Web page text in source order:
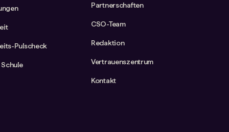
Pulscheck
Partnerschaften
CSO-Team
Redaktion
Vertrauenszentrum
Kontakt